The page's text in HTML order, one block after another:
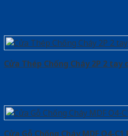
Cửa Thép Chống Cháy 2P 2 tay
Cửa Gỗ Chống Cháy MDF O4-